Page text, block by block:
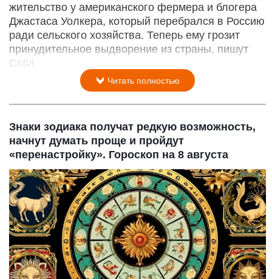
жительство у американского фермера и блогера
Джастаса Уолкера, который перебрался в Россию
ради сельского хозяйства. Теперь ему грозит
принудительное выдворение из страны, пишут
СМИ.
Читать полностью
Знаки зодиака получат редкую возможность,
начнут думать проще и пройдут
«перенастройку». Гороскоп на 8 августа